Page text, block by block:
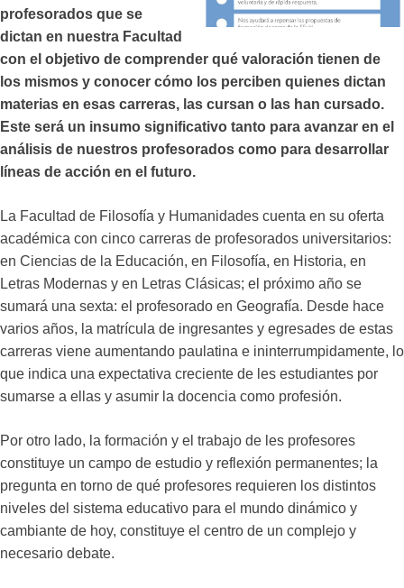
profesorados que se
dictan en nuestra Facultad
con el objetivo de comprender qué valoración tienen de
los mismos y conocer cómo los perciben quienes dictan
materias en esas carreras, las cursan o las han cursado.
Este será un insumo significativo tanto para avanzar en el
análisis de nuestros profesorados como para desarrollar
líneas de acción en el futuro.
La Facultad de Filosofía y Humanidades cuenta en su oferta
académica con cinco carreras de profesorados universitarios:
en Ciencias de la Educación, en Filosofía, en Historia, en
Letras Modernas y en Letras Clásicas; el próximo año se
sumará una sexta: el profesorado en Geografía. Desde hace
varios años, la matrícula de ingresantes y egresades de estas
carreras viene aumentando paulatina e ininterrumpidamente, lo
que indica una expectativa creciente de les estudiantes por
sumarse a ellas y asumir la docencia como profesión.
Por otro lado, la formación y el trabajo de les profesores
constituye un campo de estudio y reflexión permanentes; la
pregunta en torno de qué profesores requieren los distintos
niveles del sistema educativo para el mundo dinámico y
cambiante de hoy, constituye el centro de un complejo y
necesario debate.